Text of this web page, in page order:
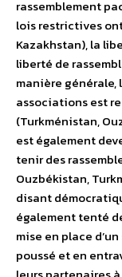
rassemblement
lois restrictives
Kazakhstan), la
liberté de
manière générale,
associations est
(Turkménistan,
est également
tenir des
Ouzbékistan,
disant
également tenté
mise en place
poussé et en